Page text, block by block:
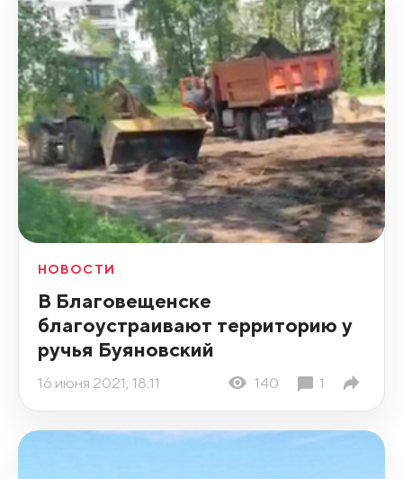
НОВОСТИ
В Благовещенске
благоустраивают территорию у
ручья Буяновский
16 июня 2021, 18:11 140 1